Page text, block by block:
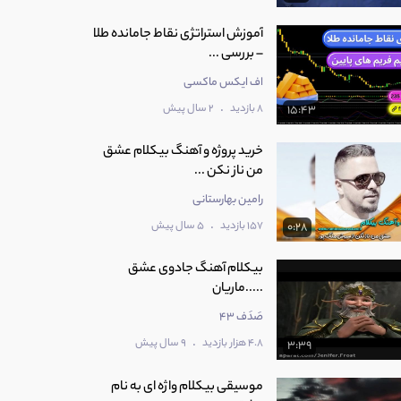
15:43
آموزش استراتژی نقاط جامانده طلا
– بررسی ...
اف ایکس ماکسی
8 بازدید . 2 سال پیش
0:28
خرید پروژه و آهنگ بیکلام عشق
من ناز نکن ...
رامین بهارستانی
157 بازدید . 5 سال پیش
3:39
بیکلام آهنگ جادوی عشق
.....ماریان
صَدَف 43
4.8 هزار بازدید . 9 سال پیش
موسیقی بیکلام واژه ای به نام